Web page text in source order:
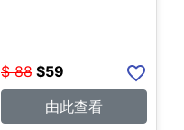
$ 88 $59
由此查看